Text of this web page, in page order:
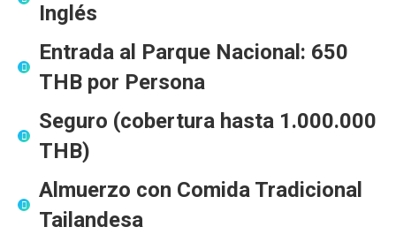
Inglés
Entrada al Parque Nacional : 650
THB por Persona
Seguro (cobertura hasta 1.000.000
THB)
Almuerzo con Comida Tradicional
Tailandesa